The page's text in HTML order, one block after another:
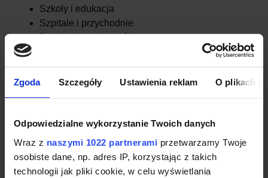
Zgoda Szczegóły Ustawienia reklam O plikach
Odpowiedzialne wykorzystanie Twoich danych
Wraz z naszymi 1022 partnerami przetwarzamy Twoje
osobiste dane, np. adres IP, korzystając z takich
technologii jak pliki cookie, w celu wyświetlania
Szkoły i edukacja
Szpitale i przychodnie
Branża nieruchomości
Tee Jays Crew Neck
Dostępność: duża ilość